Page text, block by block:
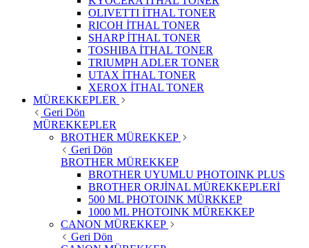
OLIVETTI İTHAL TONER
RICOH İTHAL TONER
SHARP İTHAL TONER
TOSHIBA İTHAL TONER
TRIUMPH ADLER TONER
UTAX İTHAL TONER
XEROX İTHAL TONER
MÜREKKEPLER
Geri Dön
MÜREKKEPLER
BROTHER MÜREKKEP
Geri Dön
BROTHER MÜREKKEP
BROTHER UYUMLU PHOTOINK PLUS
BROTHER ORJİNAL MÜREKKEPLERİ
500 ML PHOTOINK MÜRKKEP
1000 ML PHOTOINK MÜREKKEP
CANON MÜREKKEP
Geri Dön